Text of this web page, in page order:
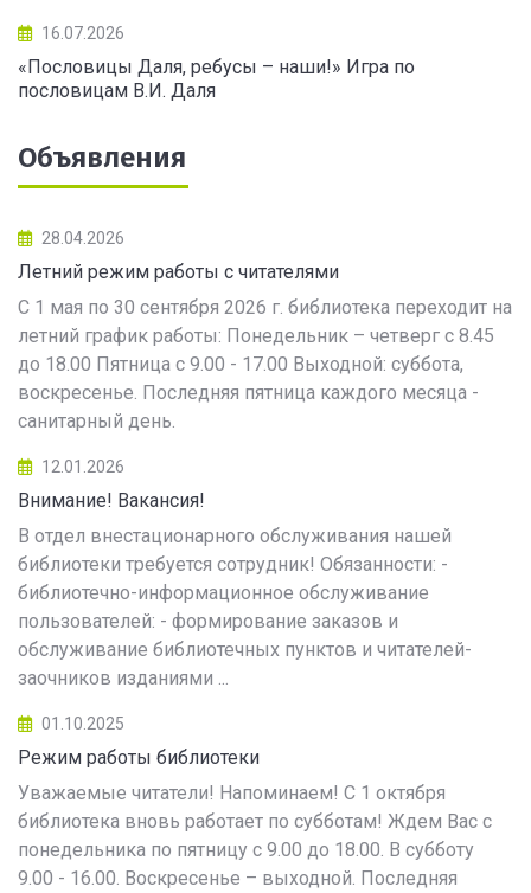
16.07.2026
«Пословицы Даля, ребусы – наши!» Игра по
пословицам В.И. Даля
Объявления
28.04.2026
Летний режим работы с читателями
С 1 мая по 30 сентября 2026 г. библиотека переходит на
летний график работы: Понедельник – четверг с 8.45
до 18.00 Пятница с 9.00 - 17.00 Выходной: суббота,
воскресенье. Последняя пятница каждого месяца -
санитарный день.
12.01.2026
Внимание! Вакансия!
В отдел внестационарного обслуживания нашей
библиотеки требуется сотрудник! Обязанности: -
библиотечно-информационное обслуживание
пользователей: - формирование заказов и
обслуживание библиотечных пунктов и читателей-
заочников изданиями ...
01.10.2025
Режим работы библиотеки
Уважаемые читатели! Напоминаем! С 1 октября
библиотека вновь работает по субботам! Ждем Вас с
понедельника по пятницу с 9.00 до 18.00. В субботу
9.00 - 16.00. Воскресенье – выходной. Последняя